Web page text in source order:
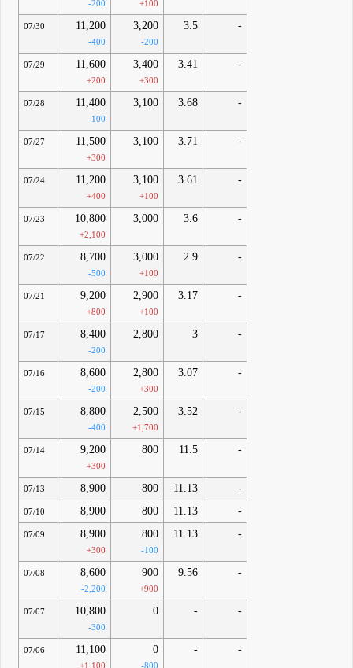
-200 +100
07/30 11,200
-400
3,200
-200
3.5 -
07/29 11,600
+200
3,400
+300
3.41 -
07/28 11,400
-100
3,100 3.68 -
07/27 11,500
+300
3,100 3.71 -
07/24 11,200
+400
3,100
+100
3.61 -
07/23 10,800
+2,100
3,000 3.6 -
07/22 8,700
-500
3,000
+100
2.9 -
07/21 9,200
+800
2,900
+100
3.17 -
07/17 8,400
-200
2,800 3 -
07/16 8,600
-200
2,800
+300
3.07 -
07/15 8,800
-400
2,500
+1,700
3.52 -
07/14 9,200
+300
800 11.5 -
07/13 8,900 800 11.13 -
07/10 8,900 800 11.13 -
07/09 8,900
+300
800
-100
11.13 -
07/08 8,600
-2,200
900
+900
9.56 -
07/07 10,800
-300
0 - -
07/06 11,100
+1,100
0
-800
- -